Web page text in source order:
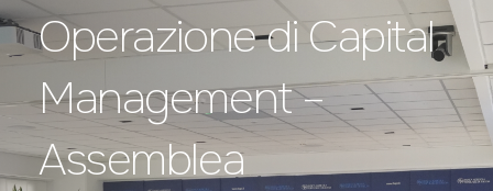
Operazione di Capital
Management –
Assemblea